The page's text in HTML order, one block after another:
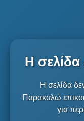
Η σελίδα
Η σελίδα
Παρακαλώ
για